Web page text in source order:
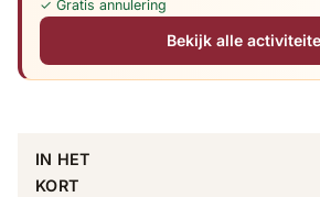
✓ Gratis annulering
Bekijk alle
IN HET
KORT